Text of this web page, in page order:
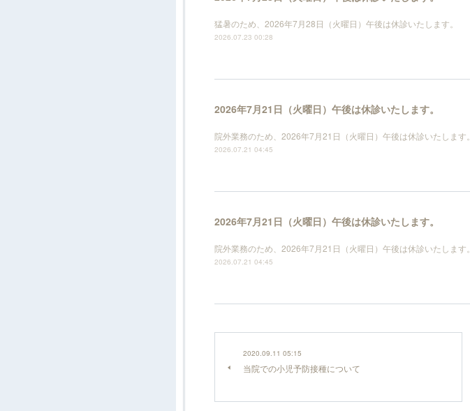
猛暑のため、2026年7月28日（火曜日）午後は休診いたします。
2026.07.23 00:28
2026年7月21日（火曜日）午後は休診いたします。
院外業務のため、2026年7月21日（火曜日）午後は休診いたします。
2026.07.21 04:45
2026年7月21日（火曜日）午後は休診いたします。
院外業務のため、2026年7月21日（火曜日）午後は休診いたします。
2026.07.21 04:45
2020.09.11 05:15
当院での小児予防接種について